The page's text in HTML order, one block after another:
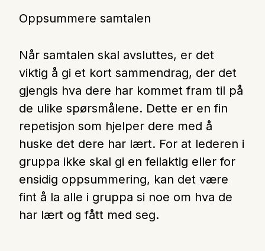
Oppsummere samtalen
Når samtalen skal avsluttes, er det
viktig å gi et kort sammendrag, der det
gjengis hva dere har kommet fram til på
de ulike spørsmålene. Dette er en fin
repetisjon som hjelper dere med å
huske det dere har lært. For at lederen i
gruppa ikke skal gi en feilaktig eller for
ensidig oppsummering, kan det være
fint å la alle i gruppa si noe om hva de
har lært og fått med seg.